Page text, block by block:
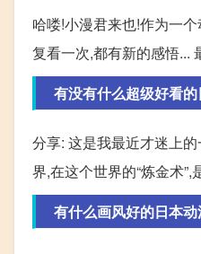
哈喽!小漫君来也!作为一
复看一次,都有新的感悟...
有没有什么超级好看
分享: 这是我最近才迷上
界,在这个世界的“炼金术”,
有什么画风好的日本